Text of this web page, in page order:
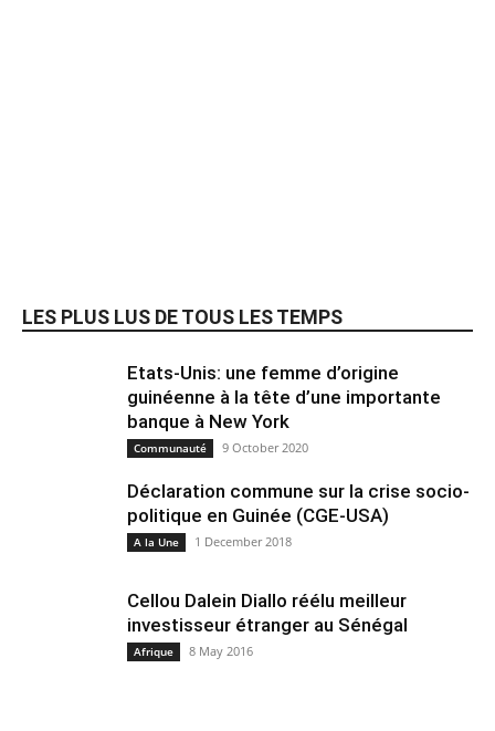
LES PLUS LUS DE TOUS LES TEMPS
Etats-Unis: une femme d’origine
guinéenne à la tête d’une importante
banque à New York
Communauté 9 October 2020
Déclaration commune sur la crise socio-
politique en Guinée (CGE-USA)
A la Une 1 December 2018
Cellou Dalein Diallo réélu meilleur
investisseur étranger au Sénégal
Afrique 8 May 2016